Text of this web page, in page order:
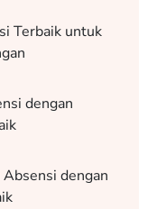
Terbaik untuk
dengan
dengan